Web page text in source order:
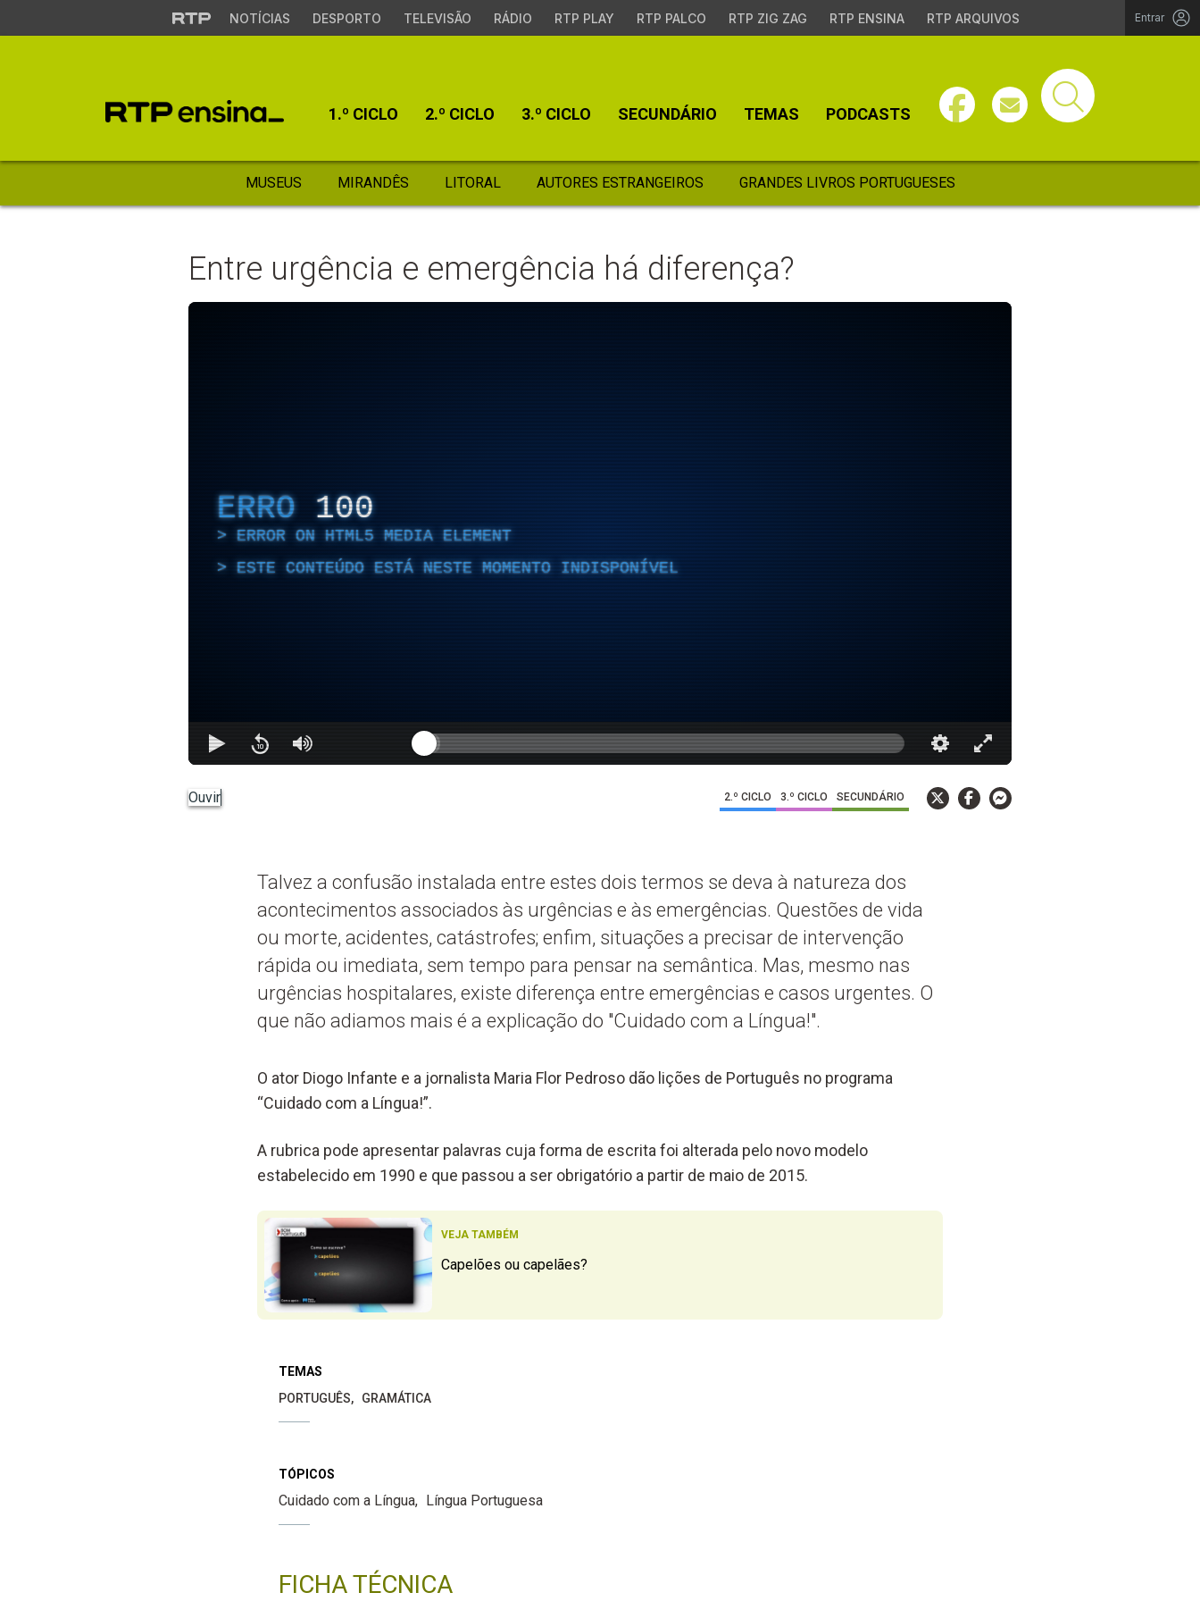
NOTÍCIAS DESPORTO TELEVISÃO RÁDIO RTP PLAY RTP PALCO RTP ZIG ZAG RTP ENSINA RTP ARQUIVOS Entrar
1.º CICLO 2.º CICLO 3.º CICLO SECUNDÁRIO TEMAS PODCASTS
MUSEUS MIRANDÊS LITORAL AUTORES ESTRANGEIROS GRANDES LIVROS PORTUGUESES
Entre urgência e emergência há diferença?
ERRO 100
ERROR ON HTML5 MEDIA ELEMENT
ESTE CONTEÚDO ESTÁ NESTE MOMENTO INDISPONÍVEL
Ouvir 2.º CICLO 3.º CICLO SECUNDÁRIO
Talvez a confusão instalada entre estes dois termos se deva à natureza dos
acontecimentos associados às urgências e às emergências. Questões de vida
ou morte, acidentes, catástrofes; enfim, situações a precisar de intervenção
rápida ou imediata, sem tempo para pensar na semântica. Mas, mesmo nas
urgências hospitalares, existe diferença entre emergências e casos urgentes. O
que não adiamos mais é a explicação do "Cuidado com a Língua!".
O ator Diogo Infante e a jornalista Maria Flor Pedroso dão lições de Português no programa
“Cuidado com a Língua!”.
A rubrica pode apresentar palavras cuja forma de escrita foi alterada pelo novo modelo
estabelecido em 1990 e que passou a ser obrigatório a partir de maio de 2015.
VEJA TAMBÉM
Capelões ou capelães?
TEMAS
PORTUGUÊS
GRAMÁTICA
TÓPICOS
Cuidado com a Língua Língua Portuguesa
FICHA TÉCNICA